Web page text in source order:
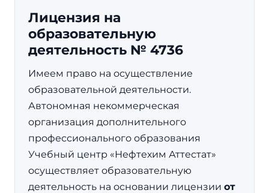
Лицензия на
образовательную
деятельность № 4736
Имеем право на осуществление
образовательной деятельности.
Автономная некоммерческая
организация дополнительного
профессионального образования
Учебный центр «Нефтехим Аттестат»
осуществляет образовательную
деятельность на основании лицензии от